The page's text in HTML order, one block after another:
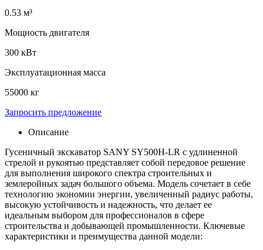
0.53 м³
Мощность двигателя
300 кВт
Эксплуатационная масса
55000 кг
Запросить предложение
Описание
Гусеничный экскаватор SANY SY500H-LR с удлиненной
стрелой и рукоятью представляет собой передовое решение
для выполнения широкого спектра строительных и
землеройных задач большого объема. Модель сочетает в себе
технологию экономии энергии, увеличенный радиус работы,
высокую устойчивость и надежность, что делает ее
идеальным выбором для профессионалов в сфере
строительства и добывающей промышленности. Ключевые
характеристики и преимущества данной модели: